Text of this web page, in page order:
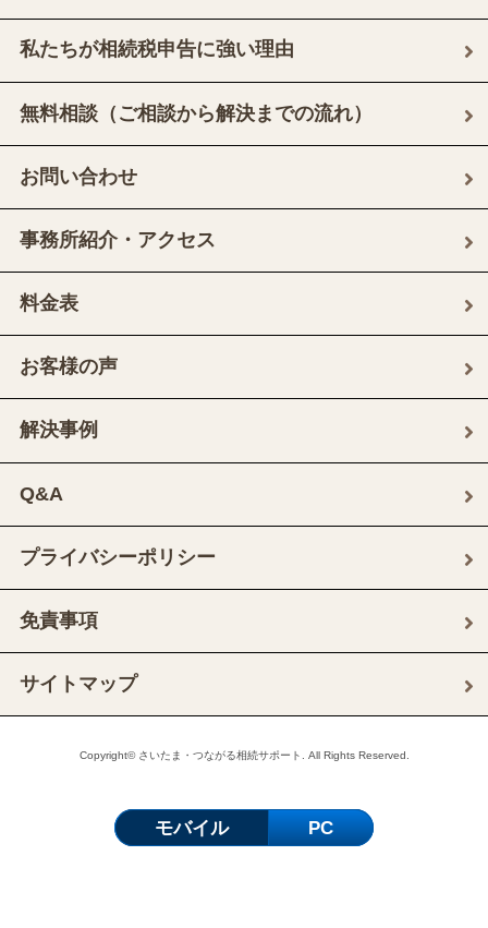
私たちが相続税申告に強い理由
無料相談（ご相談から解決までの流れ）
お問い合わせ
事務所紹介・アクセス
料金表
お客様の声
解決事例
Q&A
プライバシーポリシー
免責事項
サイトマップ
Copyright© さいたま・つながる相続サポート. All Rights Reserved.
モバイル PC